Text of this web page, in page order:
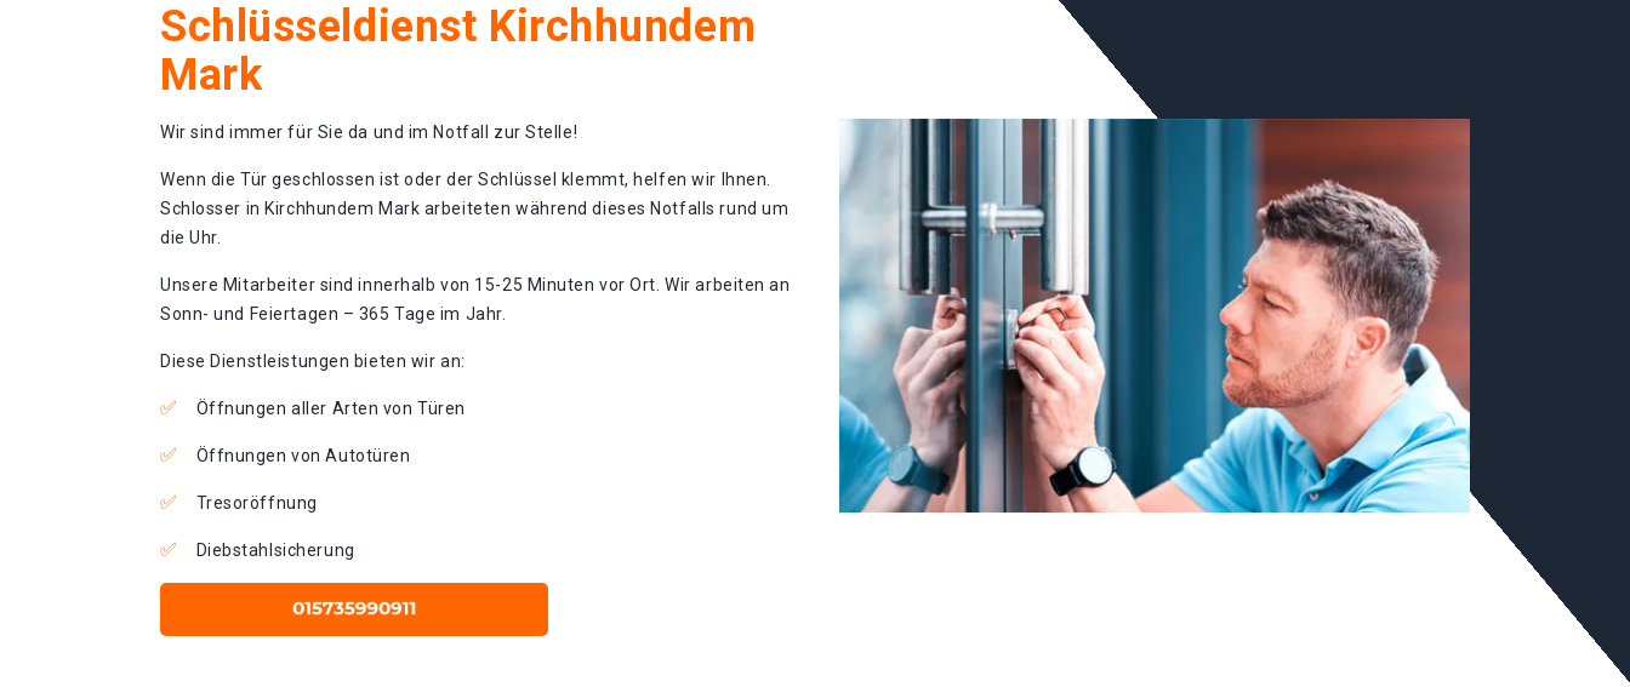
Schlüsseldienst Kirchhundem
Mark
Wir sind immer für Sie da und im Notfall zur Stelle!
Wenn die Tür geschlossen ist oder der Schlüssel klemmt, helfen wir Ihnen.
Schlosser in Kirchhundem Mark arbeiteten während dieses Notfalls rund um
die Uhr.
Unsere Mitarbeiter sind innerhalb von 15-25 Minuten vor Ort. Wir arbeiten an
Sonn- und Feiertagen – 365 Tage im Jahr.
Diese Dienstleistungen bieten wir an:
Öffnungen aller Arten von Türen
Öffnungen von Autotüren
Tresoröffnung
Diebstahlsicherung